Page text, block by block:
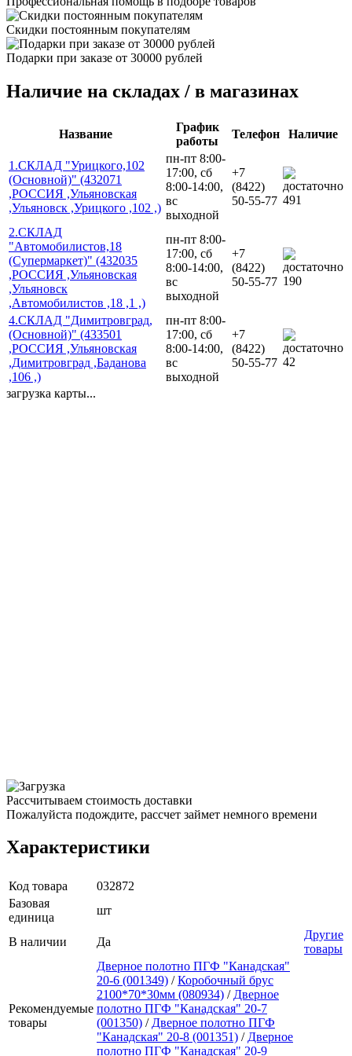
Скидки постоянным покупателям
Подарки при заказе от 30000 рублей
Наличие на складах / в магазинах
Название
График
работы
Телефон Наличие
1.СКЛАД "Урицкого,102
(Основной)" (432071
,РОССИЯ ,Ульяновская
,Ульяновск ,Урицкого ,102 ,)
пн-пт 8:00-
17:00, сб
8:00-14:00,
вс
выходной
+7
(8422)
50-55-77 491
2.СКЛАД
"Автомобилистов,18
(Супермаркет)" (432035
,РОССИЯ ,Ульяновская
,Ульяновск
,Автомобилистов ,18 ,1 ,)
пн-пт 8:00-
17:00, сб
8:00-14:00,
вс
выходной
+7
(8422)
50-55-77 190
4.СКЛАД "Димитровград,
(Основной)" (433501
,РОССИЯ ,Ульяновская
,Димитровград ,Баданова
,106 ,)
пн-пт 8:00-
17:00, сб
8:00-14:00,
вс
выходной
+7
(8422)
50-55-77 42
загрузка карты...
Рассчитываем стоимость доставки
Пожалуйста подождите, рассчет займет немного времени
Характеристики
Код товара
032872
Базовая
единица
шт
В наличии Да
Другие
товары
Рекомендуемые
товары
Дверное полотно ПГФ "Канадская"
20-6 (001349) /Коробочный брус
2100*70*30мм (080934) / Дверное
полотно ПГФ "Канадская" 20-7
(001350) / Дверное полотно ПГФ
"Канадская" 20-8 (001351) / Дверное
полотно ПГФ "Канадская" 20-9